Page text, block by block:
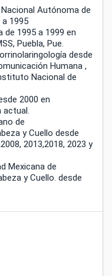
Autónoma de
1995
de 1995 a 1999 en
Puebla, Pue.
desde
Humana ,
Nacional de
2000 en
actual.
de
y Cuello desde
2013,2018, 2023 y
Mexicana de
y Cuello. desde